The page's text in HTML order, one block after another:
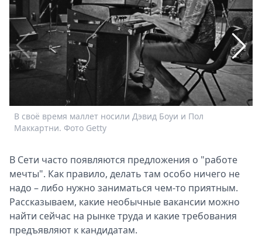
О
Metro
Стримы
Спецпроекты
Звезды
Выборы
2026
Metro
В своё время маллет носили Дэвид Боуи и Пол
Маккартни. Фото Getty
В Сети часто появляются предложения о "работе
мечты". Как правило, делать там особо ничего не
надо – либо нужно заниматься чем-то приятным.
Рассказываем, какие необычные вакансии можно
найти сейчас на рынке труда и какие требования
предъявляют к кандидатам.